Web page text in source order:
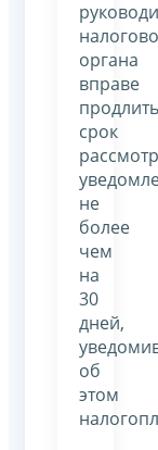
органа
вправе
продлить
срок
не
более
чем
на
30
дней,
об
этом